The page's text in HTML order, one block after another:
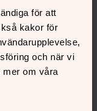
för att
kakor för
och när vi
mer om våra